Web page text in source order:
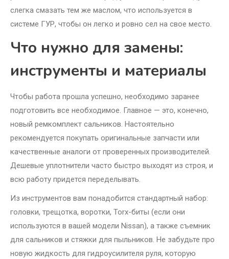
слегка смазать тем же маслом, что используется в
системе ГУР, чтобы он легко и ровно сел на свое место.
Что нужно для замены:
инструменты и материалы
Чтобы работа прошла успешно, необходимо заранее
подготовить все необходимое. Главное — это, конечно,
новый ремкомплект сальников. Настоятельно
рекомендуется покупать оригинальные запчасти или
качественные аналоги от проверенных производителей.
Дешевые уплотнители часто быстро выходят из строя, и
всю работу придется переделывать.
Из инструментов вам понадобится стандартный набор:
головки, трещотка, воротки, Torx-биты (если они
используются в вашей модели Nissan), а также съемник
для сальников и стяжки для пыльников. Не забудьте про
новую жидкость для гидроусилителя руля, которую